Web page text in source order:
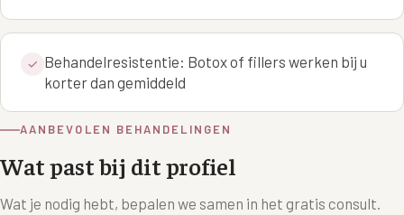
Tretinoïne (vitamine A zuur) crème
XL Hair
✓ Behandelresistentie: Botox of fillers werken bij u
korter dan gemiddeld
AANBEVOLEN BEHANDELINGEN
Wat past bij dit profiel
Wat je nodig hebt, bepalen we samen in het gratis consult.